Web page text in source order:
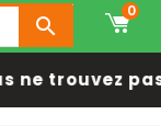

0
ne trouvez